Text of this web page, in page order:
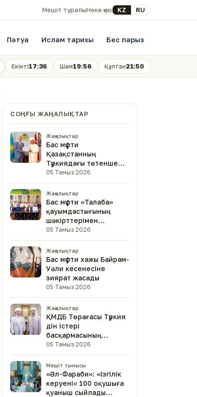
Мешіт туралыНеке қиюSelect your language
KZ RU
Пәтуа Ислам тарихы Бес парыз
Екінті17:36 Шам19:56 Құптан21:50
СОҢҒЫ ЖАҢАЛЫҚТАР
Жаңалықтар
Бас мүфти
Қазақстанның
Түркиядағы төтенше
және өкілетті
елшісімен кездесті
05 Тамыз 2026
Жаңалықтар
Бас мүфти «Талаба»
қауымдастығының
шәкірттерімен
кездесті
05 Тамыз 2026
Жаңалықтар
Бас мүфти хажы Байрам-
Уәли кесенесіне
зиярат жасады
05 Тамыз 2026
Жаңалықтар
ҚМДБ Төрағасы Түркия
дін істері
басқармасының
төрағасымен кездесті
05 Тамыз 2026
Мешіт тынысы
«Әл-Фараби»: «Ізгілік
керуені» 100 оқушыға
қуаныш сыйлады